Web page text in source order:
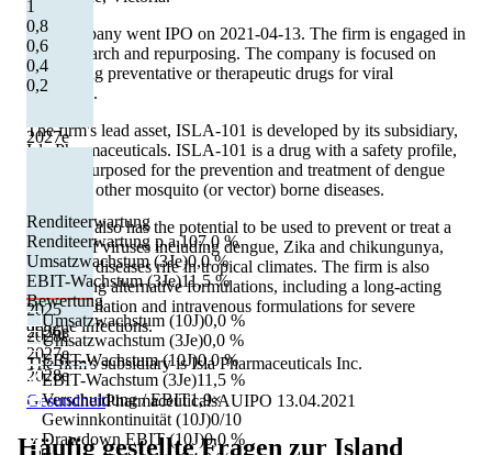
2027e
2028e
1
0,8
0,6
0,4
0,2
2025
2026e
2027e
2028e
Renditeerwartung
Renditeerwartung p.a.107,0 %
Umsatzwachstum (3Je)0,0 %
EBIT-Wachstum (3Je)11,5 %
Bewertung
Umsatzwachstum (10J)0,0 %
Umsatzwachstum (3Je)0,0 %
EBIT-Wachstum (10J)0,0 %
EBIT-Wachstum (3Je)11,5 %
Verschuldung / EBIT1,9×
Gewinnkontinuität (10J)0/10
Drawdown EBIT (10J)0,0 %
The company went IPO on 2021-04-13. The firm is engaged in
drug research and repurposing. The company is focused on
developing preventative or therapeutic drugs for viral
infections.
The firm's lead asset, ISLA-101 is developed by its subsidiary,
Isla Pharmaceuticals. ISLA-101 is a drug with a safety profile,
being repurposed for the prevention and treatment of dengue
fever and other mosquito (or vector) borne diseases.
The drug also has the potential to be used to prevent or treat a
number of viruses including dengue, Zika and chikungunya,
and other diseases rife in tropical climates. The firm is also
considering alternative formulations, including a long-acting
oral formulation and intravenous formulations for severe
dengue infections.
The firm's subsidiary is Isla Pharmaceuticals Inc.
GesundheitPharmaceuticalsAUIPO 13.04.2021
Häufig gestellte Fragen zur Island